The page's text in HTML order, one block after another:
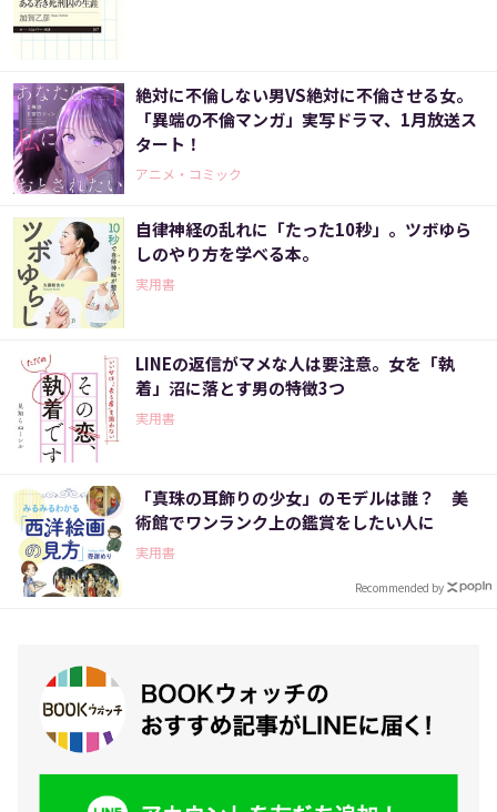
絶対に不倫しない男VS絶対に不倫させる女。
「異端の不倫マンガ」実写ドラマ、1月放送ス
タート！
アニメ・コミック
自律神経の乱れに「たった10秒」。ツボゆら
しのやり方を学べる本。
実用書
LINEの返信がマメな人は要注意。女を「執
着」沼に落とす男の特徴3つ
実用書
「真珠の耳飾りの少女」のモデルは誰？ 美
術館でワンランク上の鑑賞をしたい人に
実用書
Recommended by